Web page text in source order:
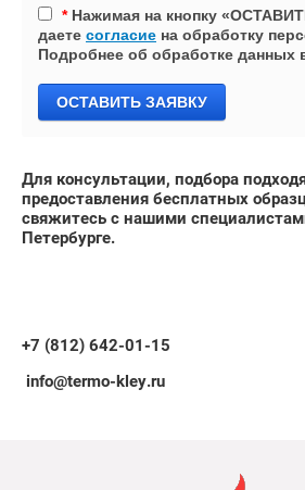
*Нажимая на кнопку
даете согласие на обработку
Подробнее об обработке данных
ОСТАВИТЬ ЗАЯВКУ
Для консультации, подбора
предоставления бесплатных
свяжитесь с нашими
Петербурге.
+7 (812) 642-01-15
info@termo-kley.ru